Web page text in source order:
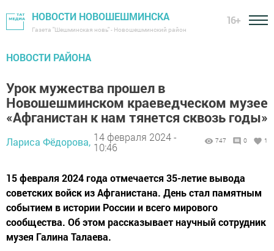
НОВОСТИ НОВОШЕШМИНСКА
Газета "Шешминская новь" - Новошешминский район
16+
НОВОСТИ РАЙОНА
Урок мужества прошел в
Новошешминском краеведческом музее
«Афганистан к нам тянется сквозь годы»
Лариса Фёдорова, 14 февраля 2024 -
10:46
747 0 1
15 февраля 2024 года отмечается 35-летие вывода
советских войск из Афганистана. День стал памятным
событием в истории России и всего мирового
сообщества. Об этом рассказывает научный сотрудник
музея Галина Талаева.